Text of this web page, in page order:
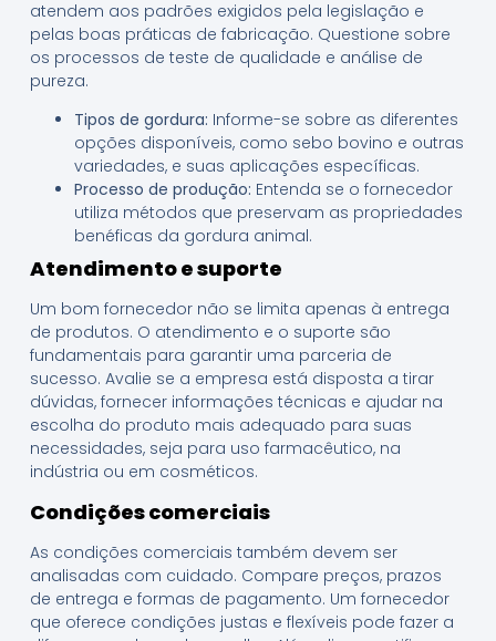
atendem aos padrões exigidos pela legislação e
pelas boas práticas de fabricação. Questione sobre
os processos de teste de qualidade e análise de
pureza.
Tipos de gordura: Informe-se sobre as diferentes
opções disponíveis, como sebo bovino e outras
variedades, e suas aplicações específicas.
Processo de produção: Entenda se o fornecedor
utiliza métodos que preservam as propriedades
benéficas da gordura animal.
Atendimento e suporte
Um bom fornecedor não se limita apenas à entrega
de produtos. O atendimento e o suporte são
fundamentais para garantir uma parceria de
sucesso. Avalie se a empresa está disposta a tirar
dúvidas, fornecer informações técnicas e ajudar na
escolha do produto mais adequado para suas
necessidades, seja para uso farmacêutico, na
indústria ou em cosméticos.
Condições comerciais
As condições comerciais também devem ser
analisadas com cuidado. Compare preços, prazos
de entrega e formas de pagamento. Um fornecedor
que oferece condições justas e flexíveis pode fazer a